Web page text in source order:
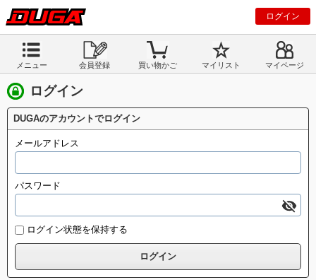
ログイン
メニュー 会員登録 買い物かご マイリスト マイページ
ログイン
DUGAのアカウントでログイン
メールアドレス
パスワード
ログイン状態を保持する